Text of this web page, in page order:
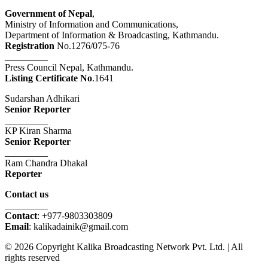
Government of Nepal,
Ministry of Information and Communications,
Department of Information & Broadcasting, Kathmandu.
Registration No.1276/075-76
Press Council Nepal, Kathmandu.
Listing Certificate No.1641
Sudarshan Adhikari
Senior Reporter
KP Kiran Sharma
Senior Reporter
Ram Chandra Dhakal
Reporter
Contact us
Contact: +977-9803303809
Email: kalikadainik@gmail.com
© 2026 Copyright Kalika Broadcasting Network Pvt. Ltd. | All
rights reserved